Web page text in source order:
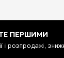
ПЕРШИМИ
і розпродажі,